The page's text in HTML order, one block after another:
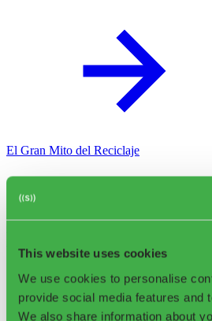
This website uses cookies
We use cookies to personalise
provide social media features and
We also share information about
El Gran Mito del Reciclaje
Este artículo explora las complejidades y